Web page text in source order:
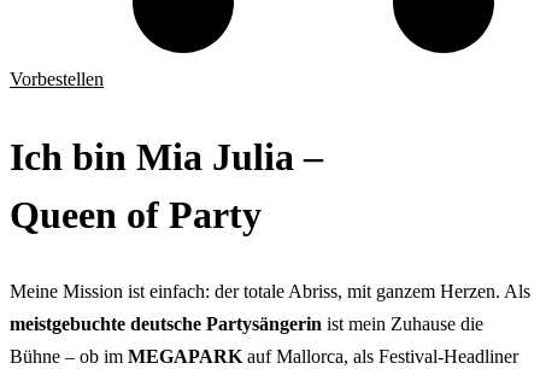
Vorbestellen
Ich bin Mia Julia –
Queen of Party
Meine Mission ist einfach: der totale Abriss, mit ganzem Herzen. Als
meistgebuchte deutsche Partysängerin ist mein Zuhause die
Bühne – ob im MEGAPARK auf Mallorca, als Festival-Headliner